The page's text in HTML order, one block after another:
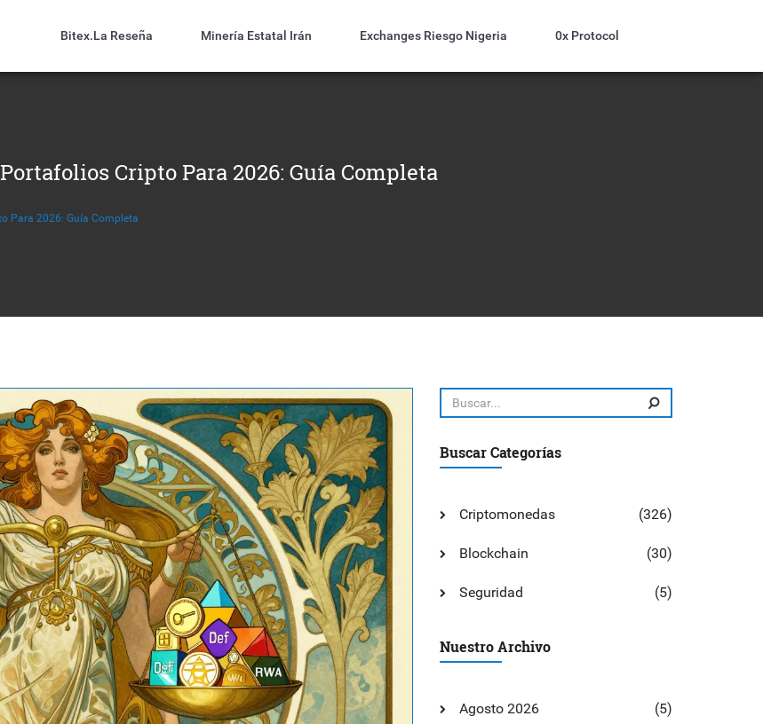
Bitex.la Reseña Minería Estatal Irán Exchanges Riesgo Nigeria 0x Protocol
Cripto Para 2026: Guía Completa
Para 2026: Guía Completa
Buscar Categorías
Criptomonedas (326)
Blockchain (30)
Seguridad (5)
Nuestro Archivo
Agosto 2026 (5)